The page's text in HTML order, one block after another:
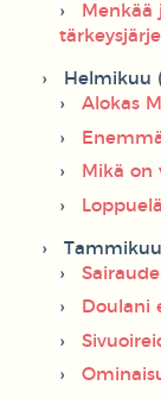
Menkää
Helmikuu
Alokas
Mikä on
Doulani